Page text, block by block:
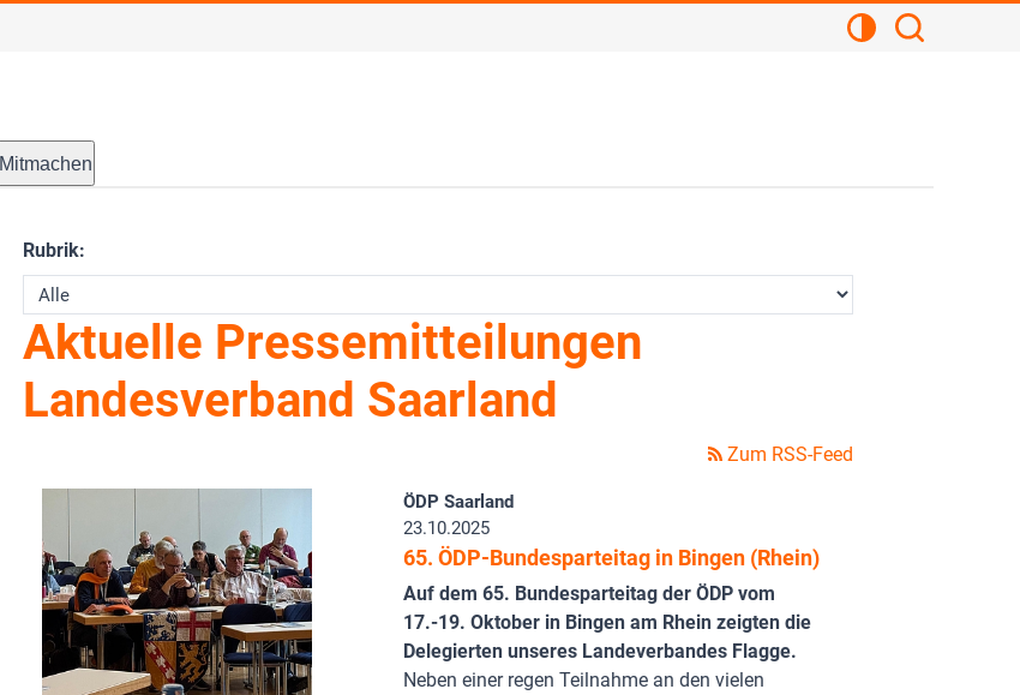
Kontrastansicht
Mitmachen
Rubrik:
Aktuelle Pressemitteilungen
Landesverband Saarland
Zum RSS-Feed
ÖDP Saarland
23.10.2025
65. ÖDP-Bundesparteitag in Bingen (Rhein)
Auf dem 65. Bundesparteitag der ÖDP vom
17.-19. Oktober in Bingen am Rhein zeigten die
Delegierten unseres Landeverbandes Flagge.
Neben einer regen Teilnahme an den vielen